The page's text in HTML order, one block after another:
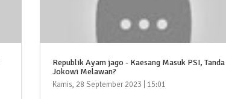
Republik Ayam jago - Kaesang Masuk PSI, Tanda
Jokowi Melawan?
Kamis, 28 September 2023 | 15:01